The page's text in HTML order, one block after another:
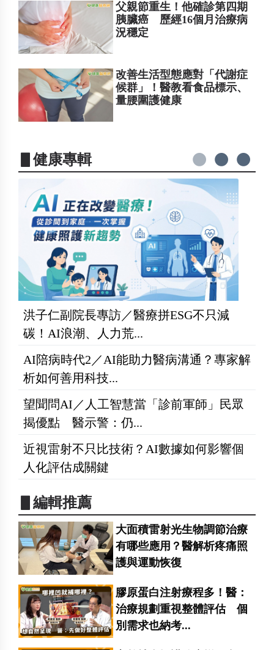
父親節重生！他確診第四期
胰臟癌 歷經16個月治療病
況穩定
改善生活型態應對「代謝症
候群」！醫教看食品標示、
量腰圍護健康
▋健康專輯
洪子仁副院長專訪／醫療拼ESG不只減
碳！AI浪潮、人力荒...
AI陪病時代2／AI能助力醫病溝通？專家解
析如何善用科技...
望聞問AI／人工智慧當「診前軍師」民眾
揭優點 醫示警：仍...
近視雷射不只比技術？AI數據如何影響個
人化評估成關鍵
▋編輯推薦
大面積雷射光生物調節治療
有哪些應用？醫解析疼痛照
護與運動恢復
膠原蛋白注射療程多！醫：
治療規劃重視整體評估 個
別需求也納考...